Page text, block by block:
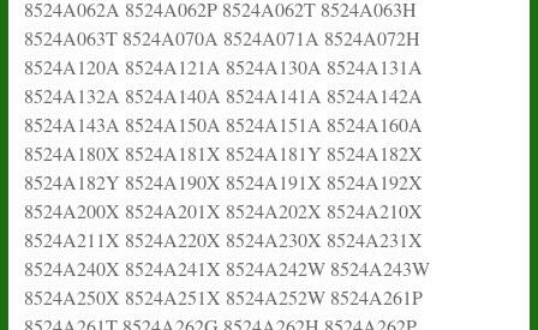
8524A062A 8524A062P 8524A062T 8524A063H
8524A063T 8524A070A 8524A071A 8524A072H
8524A120A 8524A121A 8524A130A 8524A131A
8524A132A 8524A140A 8524A141A 8524A142A
8524A143A 8524A150A 8524A151A 8524A160A
8524A180X 8524A181X 8524A181Y 8524A182X
8524A182Y 8524A190X 8524A191X 8524A192X
8524A200X 8524A201X 8524A202X 8524A210X
8524A211X 8524A220X 8524A230X 8524A231X
8524A240X 8524A241X 8524A242W 8524A243W
8524A250X 8524A251X 8524A252W 8524A261P